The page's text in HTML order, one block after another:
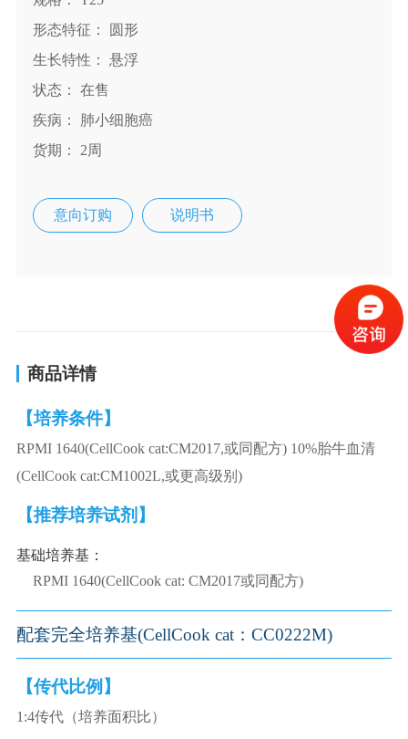
形态特征： 圆形
生长特性： 悬浮
状态： 在售
疾病： 肺小细胞癌
货期： 2周
意向订购 说明书
商品详情
【培养条件】
RPMI 1640(CellCook cat:CM2017,或同配方) 10%胎牛血清
(CellCook cat:CM1002L,或更高级别)
【推荐培养试剂】
基础培养基：
RPMI 1640(CellCook cat: CM2017或同配方)
配套完全培养基(CellCook cat：CC0222M)
【传代比例】
1:4传代（培养面积比）